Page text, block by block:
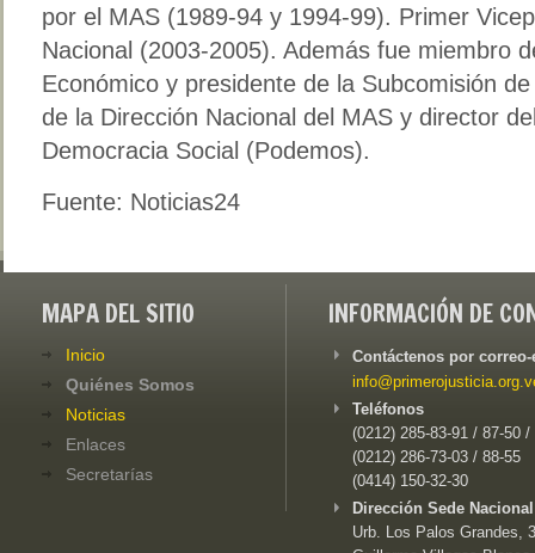
por el MAS (1989-94 y 1994-99). Primer
Nacional (2003-2005). Además fue miembro
Económico y presidente de la Subcomisión
de la Dirección Nacional del MAS y director
Democracia Social (Podemos).
Fuente: Noticias24
MAPA DEL SITIO
Inicio
Quiénes Somos
Noticias
Enlaces
Secretarías
INFORMACIÓN DE
Contáctenos por
Teléfonos
(0212) 285-83-91 / 87-50 /
(0212) 286-73-03 / 88-55
(0414) 150-32-30
Dirección Sede
Urb. Los Palos Grandes,